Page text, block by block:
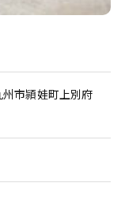
市頴娃町上別府